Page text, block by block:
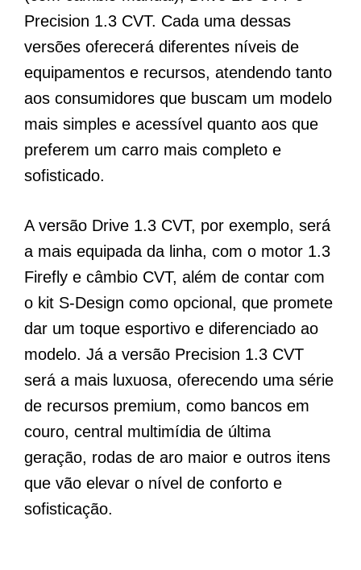
Precision 1.3 CVT. Cada uma dessas
versões oferecerá diferentes níveis de
equipamentos e recursos, atendendo tanto
aos consumidores que buscam um modelo
mais simples e acessível quanto aos que
preferem um carro mais completo e
sofisticado.
A versão Drive 1.3 CVT, por exemplo, será
a mais equipada da linha, com o motor 1.3
Firefly e câmbio CVT, além de contar com
o kit S-Design como opcional, que promete
dar um toque esportivo e diferenciado ao
modelo. Já a versão Precision 1.3 CVT
será a mais luxuosa, oferecendo uma série
de recursos premium, como bancos em
couro, central multimídia de última
geração, rodas de aro maior e outros itens
que vão elevar o nível de conforto e
sofisticação.